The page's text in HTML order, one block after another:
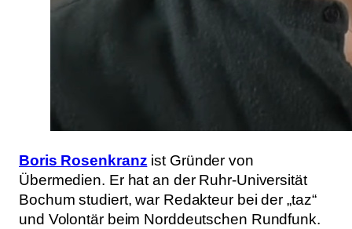
Boris Rosenkranz ist Gründer von
Übermedien. Er hat an der Ruhr-Universität
Bochum studiert, war Redakteur bei der „taz“
und Volontär beim Norddeutschen Rundfunk.